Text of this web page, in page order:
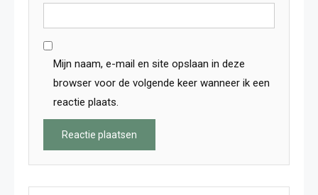
Mijn naam, e-mail en site opslaan in deze
browser voor de volgende keer wanneer ik een
reactie plaats.